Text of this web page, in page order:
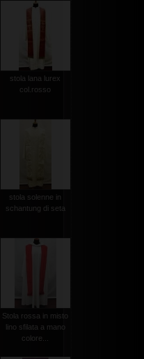
stola lana lurex
col.rosso
stola solenne in
schantung di seta
Stola rossa in misto
lino sfilata a mano
colore...